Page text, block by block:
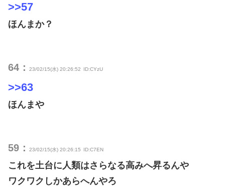
>>57
ほんまか？
64： 23/02/15(水) 20:26:52 ID:CYzU
>>63
ほんまや
59： 23/02/15(水) 20:26:15 ID:C7EN
これを土台に人類はさらなる高みへ昇るんや
ワクワクしかあらへんやろ